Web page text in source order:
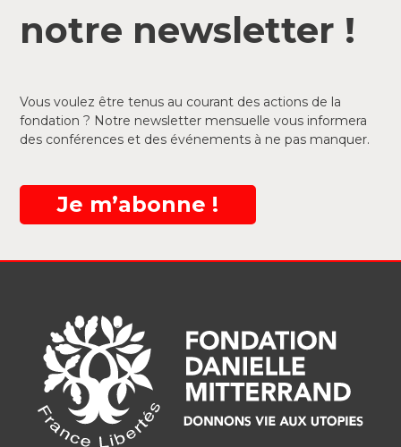
notre newsletter !
Vous voulez être tenus au courant des actions de la
fondation ? Notre newsletter mensuelle vous informera
des conférences et des événements à ne pas manquer.
Je m’abonne !